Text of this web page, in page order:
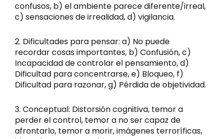
confusos, b) el ambiente parece diferente/irreal,
c) sensaciones de irrealidad, d) vigilancia.
2. Dificultades para pensar: a) No puede
recordar cosas importantes, b) Confusión, c)
Incapacidad de controlar el pensamiento, d)
Dificultad para concentrarse, e) Bloqueo, f)
Dificultad para razonar, g) Pérdida de objetividad.
3. Conceptual: Distorsión cognitiva, temor a
perder el control, temor a no ser capaz de
afrontarlo, temor a morir, imágenes terroríficas,